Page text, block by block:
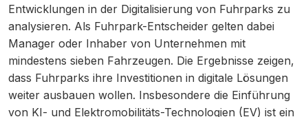
Entwicklungen in der Digitalisierung von Fuhrparks zu
analysieren. Als Fuhrpark-Entscheider gelten dabei
Manager oder Inhaber von Unternehmen mit
mindestens sieben Fahrzeugen. Die Ergebnisse zeigen,
dass Fuhrparks ihre Investitionen in digitale Lösungen
weiter ausbauen wollen. Insbesondere die Einführung
von KI- und Elektromobilitäts-Technologien (EV) ist ein